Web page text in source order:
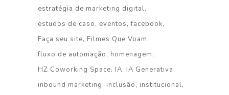
estratégia de marketing digital
estudos de caso
eventos facebook
Faça seu site Filmes Que Voam
fluxo de automação
homenagem
HZ Coworking Space IA IA Generativa
inbound marketing
inclusão
institucional